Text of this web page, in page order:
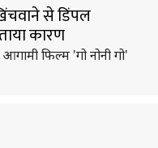
से डिंपल
कारण
फिल्म 'गो नोनी गो'